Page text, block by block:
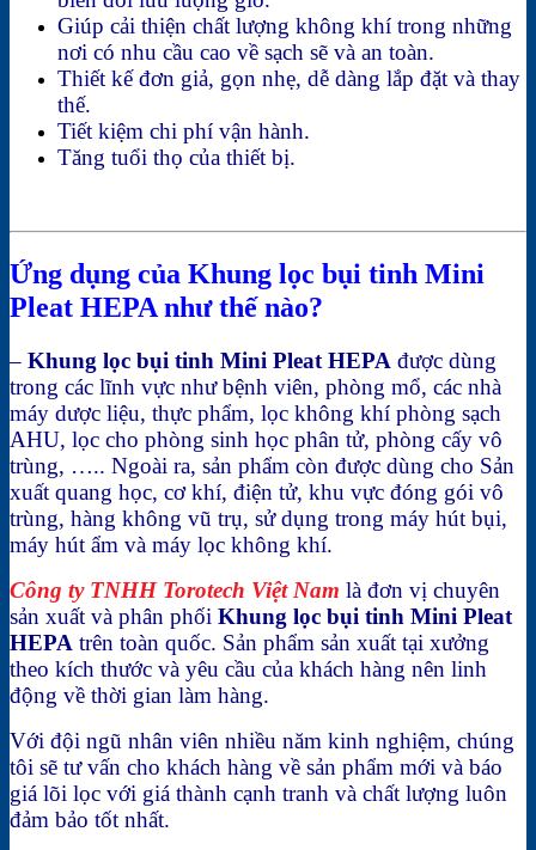
Giúp cải thiện chất lượng không khí trong những
nơi có nhu cầu cao về sạch sẽ và an toàn.
Thiết kế đơn giả, gọn nhẹ, dễ dàng lắp đặt và thay
thế.
Tiết kiệm chi phí vận hành.
Tăng tuổi thọ của thiết bị.
Ứng dụng của Khung lọc bụi tinh Mini
Pleat HEPA như thế nào?
– Khung lọc bụi tinh Mini Pleat HEPA được dùng
trong các lĩnh vực như bệnh viên, phòng mổ, các nhà
máy dược liệu, thực phẩm, lọc không khí phòng sạch
AHU, lọc cho phòng sinh học phân tử, phòng cấy vô
trùng, ….. Ngoài ra, sản phẩm còn được dùng cho Sản
xuất quang học, cơ khí, điện tử, khu vực đóng gói vô
trùng, hàng không vũ trụ, sử dụng trong máy hút bụi,
máy hút ẩm và máy lọc không khí.
Công ty TNHH Torotech Việt Nam là đơn vị chuyên
sản xuất và phân phối Khung lọc bụi tinh Mini Pleat
HEPA trên toàn quốc. Sản phẩm sản xuất tại xưởng
theo kích thước và yêu cầu của khách hàng nên linh
động về thời gian làm hàng.
Với đội ngũ nhân viên nhiều năm kinh nghiệm, chúng
tôi sẽ tư vấn cho khách hàng về sản phẩm mới và báo
giá lõi lọc với giá thành cạnh tranh và chất lượng luôn
đảm bảo tốt nhất.